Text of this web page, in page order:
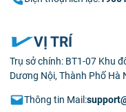
VỊ TRÍ
Trụ sở chính: BT1-07 Khu
Dương Nội, Thành Phố Hà
Thông tin Mail: